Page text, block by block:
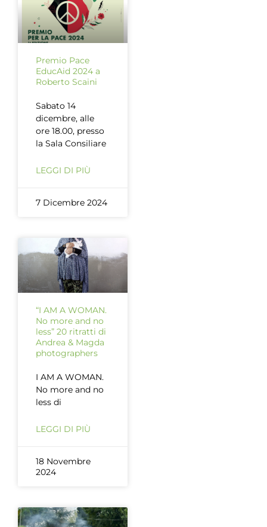
Premio Pace
EducAid 2024 a
Roberto Scaini
Sabato 14
dicembre, alle
ore 18.00, presso
la Sala Consiliare
LEGGI DI PIÙ
7 Dicembre 2024
“I AM A WOMAN.
No more and no
less” 20 ritratti di
Andrea & Magda
photographers
I AM A WOMAN.
No more and no
less di
LEGGI DI PIÙ
18 Novembre
2024